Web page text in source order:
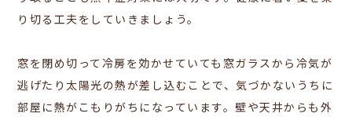
り切る工夫をしていきましょう。
窓を閉め切って冷房を効かせていても窓ガラスから冷気が
逃げたり太陽光の熱が差し込むことで、気づかないうちに
部屋に熱がこもりがちになっています。壁や天井からも外